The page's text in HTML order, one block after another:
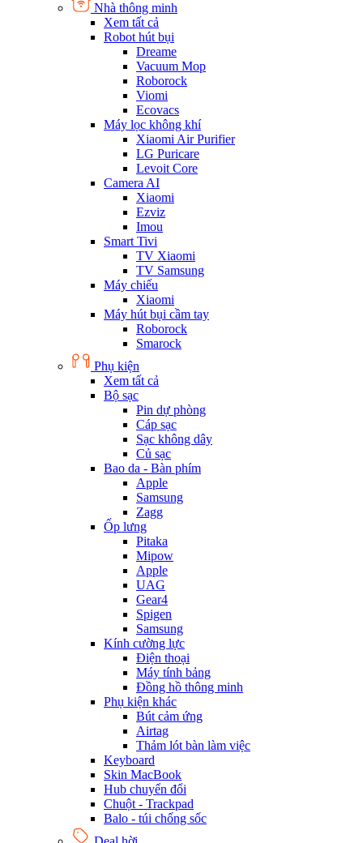
Nhà thông minh
Xem tất cả
Robot hút bụi
Dreame
Vacuum Mop
Roborock
Viomi
Ecovacs
Máy lọc không khí
Xiaomi Air Purifier
LG Puricare
Levoit Core
Camera AI
Xiaomi
Ezviz
Imou
Smart Tivi
TV Xiaomi
TV Samsung
Máy chiếu
Xiaomi
Máy hút bụi cầm tay
Roborock
Smarock
Phụ kiện
Xem tất cả
Bộ sạc
Pin dự phòng
Cáp sạc
Sạc không dây
Củ sạc
Bao da - Bàn phím
Apple
Samsung
Zagg
Ốp lưng
Pitaka
Mipow
Apple
UAG
Gear4
Spigen
Samsung
Kính cường lực
Điện thoại
Máy tính bảng
Đồng hồ thông minh
Phụ kiện khác
Bút cảm ứng
Airtag
Thảm lót bàn làm việc
Keyboard
Skin MacBook
Hub chuyển đổi
Chuột - Trackpad
Balo - túi chống sốc